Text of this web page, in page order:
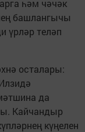
һәм чәчәк
башлангычы
үрләр теләп
осталары:
да
Кайчандыр
күңелен